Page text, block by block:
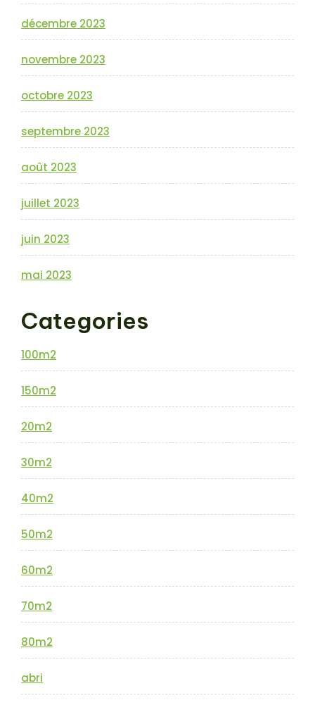
décembre 2023
novembre 2023
octobre 2023
septembre 2023
août 2023
juillet 2023
juin 2023
mai 2023
Categories
100m2
150m2
20m2
30m2
40m2
50m2
60m2
70m2
80m2
abri